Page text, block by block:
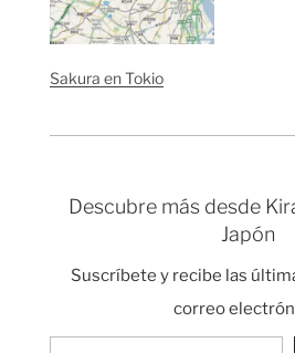
cerezo (Sakura) cuyo
florecimiento comenzó
semanas aquí en…
Sakura en Tokio
Descubre más desde
Japón
Suscríbete y recibe las
correo
Escribe tu correo electrónico…